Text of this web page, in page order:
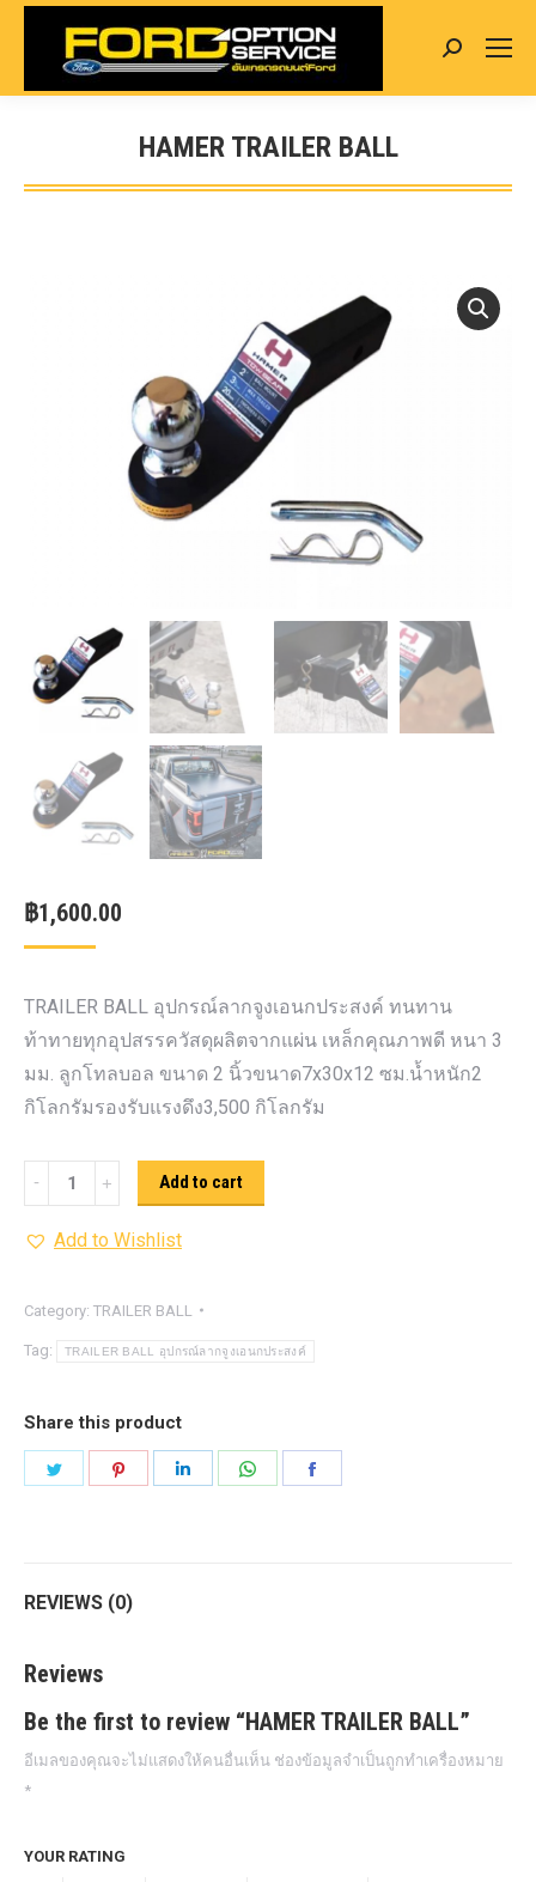
Search:
HAMER TRAILER BALL
You are here:
฿1,600.00
TRAILER BALL อุปกรณ์ลากจูงเอนกประสงค์ ทนทาน
ท้าทายทุกอุปสรรควัสดุผลิตจากแผ่น เหล็กคุณภาพดี หนา 3
มม. ลูกโทลบอล ขนาด 2 นิ้วขนาด7x30x12 ซม.น้ำหนัก2
กิโลกรัมรองรับแรงดึง3,500 กิโลกรัม
HAMER
TRAILER
BALL
Add to cart
Add to Wishlist
Category: TRAILER BALL
Tag: TRAILER BALL อุปกรณ์ลากจูงเอนกประสงค์
Share this product
REVIEWS (0)
Reviews
Be the first to review “HAMER TRAILER BALL”
อีเมลของคุณจะไม่แสดงให้คนอื่นเห็น ช่องข้อมูลจำเป็นถูกทำเครื่องหมาย
*
YOUR RATING